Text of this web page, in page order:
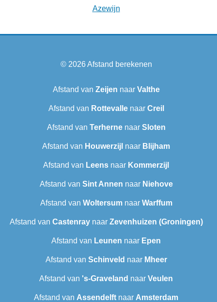
Azewijn
© 2026Afstand berekenen
Afstand van Zeijen naar Valthe
Afstand van Rottevallenaar Creil
Afstand van Terhernenaar Sloten
Afstand van Houwerzijl naar Blijham
Afstand van Leens naar Kommerzijl
Afstand van Sint Annen naar Niehove
Afstand van Woltersumnaar Warffum
Afstand van Castenraynaar Zevenhuizen (Groningen)
Afstand van Leunen naar Epen
Afstand van Schinveld naar Mheer
Afstand van 's-Graveland naar Veulen
Afstand van Assendelft naar Amsterdam